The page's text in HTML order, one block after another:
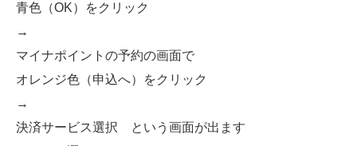
青色（OK）をクリック
→
マイナポイントの予約の画面で
オレンジ色（申込へ）をクリック
→
決済サービス選択 という画面が出ます